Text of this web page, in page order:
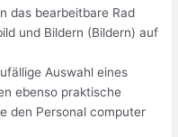
das bearbeitbare Rad
und Bildern (Bildern) auf
Auswahl eines
ebenso praktische
den Personal computer